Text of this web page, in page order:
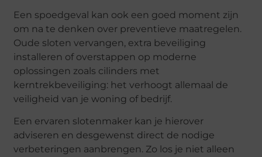
Een spoedgeval kan ook een goed moment zijn
om na te denken over preventieve maatregelen.
Oude sloten vervangen, extra beveiliging
installeren of overstappen op moderne
oplossingen zoals cilinders met
kerntrekbeveiliging: het verhoogt allemaal de
veiligheid van je woning of bedrijf.
Een ervaren slotenmaker kan je hierover
adviseren en desgewenst direct de nodige
verbeteringen aanbrengen. Zo los je niet alleen